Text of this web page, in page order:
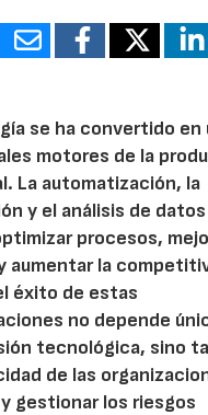
se ha convertido en
motores de la
La automatización, la
y el análisis de datos
procesos,
aumentar la
éxito de estas
no depende
tecnológica, sino
de las
gestionar los riesgos